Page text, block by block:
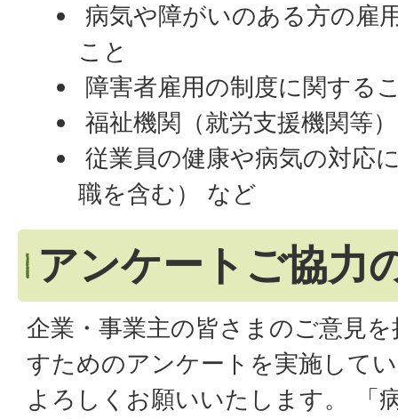
病気や障がいのある方の雇
こと
障害者雇用の制度に関する
福祉機関（就労支援機関等
従業員の健康や病気の対応
職を含む） など
アンケートご協力
企業・事業主の皆さまのご意見
すためのアンケートを実施して
よろしくお願いいたします。 「